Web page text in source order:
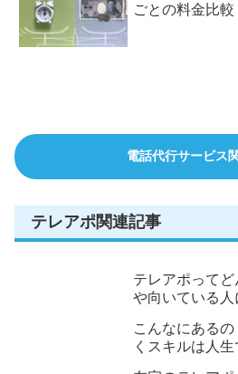
ごとの料金比較
電話代行サービス
テレアポ関連記事
テレアポって
や向いている人
こんなにある
くスキルは人生